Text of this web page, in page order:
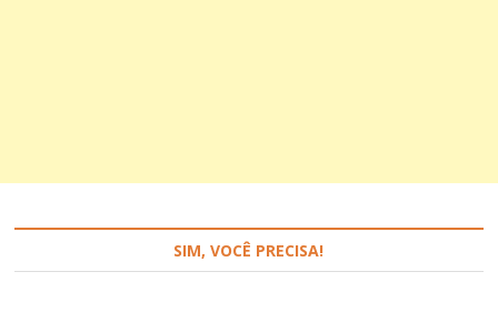
SIM, VOCÊ PRECISA!